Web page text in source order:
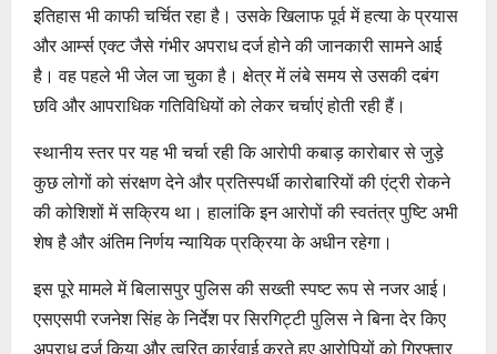
इतिहास भी काफी चर्चित रहा है। उसके खिलाफ पूर्व में हत्या के प्रयास
और आर्म्स एक्ट जैसे गंभीर अपराध दर्ज होने की जानकारी सामने आई
है। वह पहले भी जेल जा चुका है। क्षेत्र में लंबे समय से उसकी दबंग
छवि और आपराधिक गतिविधियों को लेकर चर्चाएं होती रही हैं।
स्थानीय स्तर पर यह भी चर्चा रही कि आरोपी कबाड़ कारोबार से जुड़े
कुछ लोगों को संरक्षण देने और प्रतिस्पर्धी कारोबारियों की एंट्री रोकने
की कोशिशों में सक्रिय था। हालांकि इन आरोपों की स्वतंत्र पुष्टि अभी
शेष है और अंतिम निर्णय न्यायिक प्रक्रिया के अधीन रहेगा।
इस पूरे मामले में बिलासपुर पुलिस की सख्ती स्पष्ट रूप से नजर आई।
एसएसपी रजनेश सिंह के निर्देश पर सिरगिट्टी पुलिस ने बिना देर किए
अपराध दर्ज किया और त्वरित कार्रवाई करते हुए आरोपियों को गिरफ्तार